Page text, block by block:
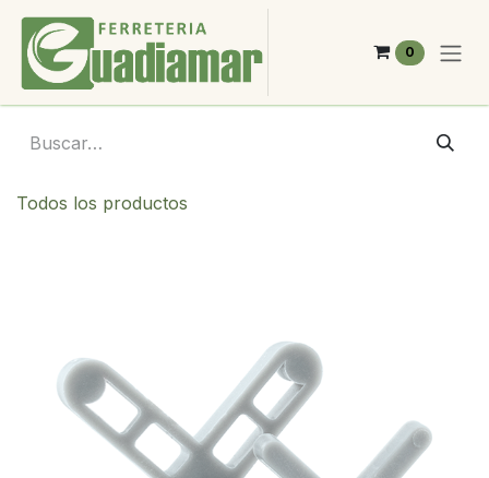
Ir al contenido
0
Todos los productos